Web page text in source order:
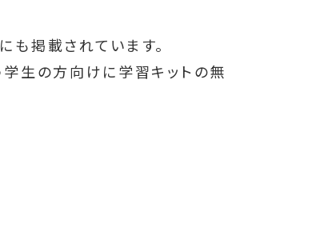
掲載されています。
生の方向けに学習キットの無